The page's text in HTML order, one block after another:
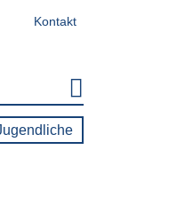
Kontakt
- Jugendseite